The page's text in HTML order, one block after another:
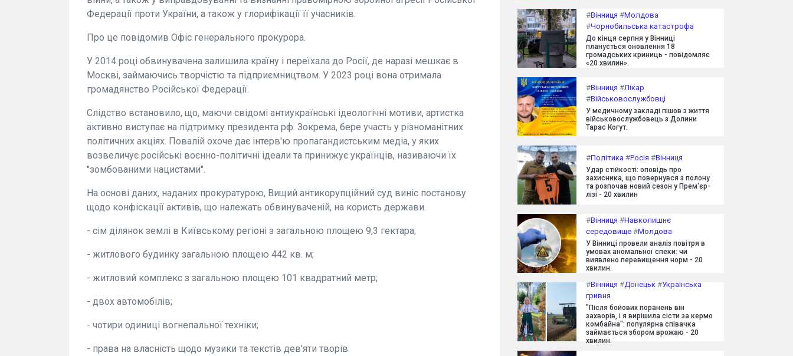
Федерації проти України, а також у глорифікації її учасників.
Про це повідомив Офіс генерального прокурора.
У 2014 році обвинувачена залишила країну і переїхала до Росії, де наразі мешкає в
Москві, займаючись творчістю та підприємництвом. У 2023 році вона отримала
громадянство Російської Федерації.
Слідство встановило, що, маючи свідомі антиукраїнські ідеологічні мотиви, артистка
активно виступає на підтримку президента рф. Зокрема, бере участь у різноманітних
політичних акціях. Повалій охоче дає інтерв'ю пропагандистським медіа, у яких
возвеличує російські воєнно-політичні ідеали та принижує українців, називаючи їх
"зомбованими нацистами".
На основі даних, наданих прокуратурою, Вищий антикорупційний суд виніс постанову
щодо конфіскації активів, що належать обвинуваченій, на користь держави.
- сім ділянок землі в Київському регіоні з загальною площею 9,3 гектара;
- житлового будинку загальною площею 442 кв. м;
- житловий комплекс з загальною площею 101 квадратний метр;
- двох автомобілів;
- чотири одиниці вогнепальної техніки;
- права на власність щодо музики та текстів дев'яти творів.
#Вінниця #Молдова
#Чорнобильська катастрофа
До кінця серпня у Вінниці
планується оновлення 18
громадських криниць - повідомляє
«20 хвилин».
#Вінниця #Лікар
#Військовослужбовці
У медичному закладі пішов з життя
військовослужбовець з Долини
Тарас Когут.
#Політика #Росія #Вінниця
Удар стійкості: оповідь про
захисника, що повернувся з полону
та розпочав новий сезон у Прем'єр-
лізі - 20 хвилин
#Вінниця #Навколишнє
середовище #Молдова
У Вінниці провели аналіз повітря в
умовах аномальної спеки: чи
виявлено перевищення норм - 20
хвилин.
#Вінниця #Донецьк #Українська
гривня
"Після бойових поранень він
захворів, і я вирішила сісти за кермо
комбайна": популярна співачка
займається збором врожаю - 20
хвилин.